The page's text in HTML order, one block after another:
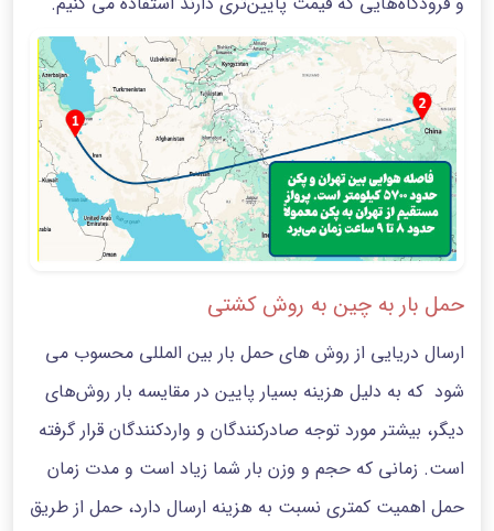
حمل بار به چین به روش کشتی
ارسال دریایی از روش های حمل بار بین المللی محسوب می
شود که به دلیل هزینه بسیار پایین در مقایسه بار روش‌های
دیگر، بیشتر مورد توجه صادرکنندگان و واردکنندگان قرار گرفته
است. زمانی که حجم و وزن بار شما زیاد است و مدت زمان
حمل اهمیت کمتری نسبت به هزینه ارسال دارد، حمل از طریق